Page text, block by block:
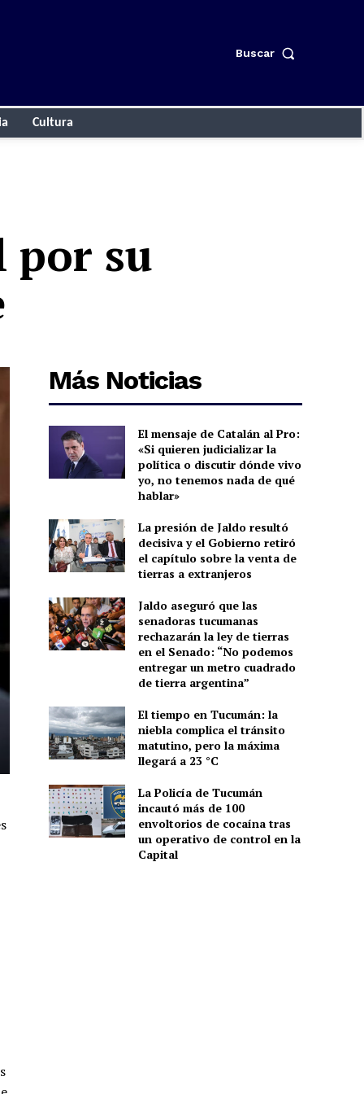
Buscar
Cultura
por su
Más Noticias
El mensaje de Catalán al Pro:
«Si quieren judicializar la
política o discutir dónde vivo
yo, no tenemos nada de qué
hablar»
La presión de Jaldo resultó
decisiva y el Gobierno retiró
el capítulo sobre la venta de
tierras a extranjeros
Jaldo aseguró que las
senadoras tucumanas
rechazarán la ley de tierras
en el Senado: “No podemos
entregar un metro cuadrado
de tierra argentina”
El tiempo en Tucumán: la
niebla complica el tránsito
matutino, pero la máxima
llegará a 23 °C
La Policía de Tucumán
incautó más de 100
envoltorios de cocaína tras
un operativo de control en la
Capital